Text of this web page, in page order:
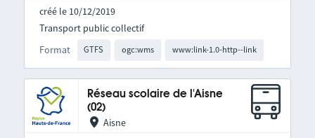
créé le 10/12/2019
Format GTFS ogc:wms www:link-1.0-http--link
Transport public collectif
Réseau scolaire de l'Aisne
(02)
Aisne